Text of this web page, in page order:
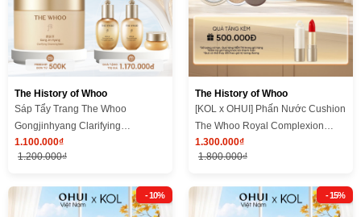
The History of Whoo
Sáp Tẩy Trang The Whoo
Gongjinhyang Clarifying
Cleansing Balm
1.100.000₫
1.200.000₫
The History of Whoo
[KOL x OHUI] Phấn Nước Cushion
The Whoo Royal Complexion
Glow
1.300.000₫
1.800.000₫
- 10% - 15%